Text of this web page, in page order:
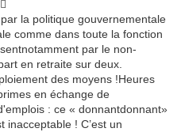

la politique gouvernementale
comme dans toute la fonction
par le non-
en retraite sur deux.
des moyens !Heures
en échange de
: ce « donnantdonnant»
inacceptable ! C’est un